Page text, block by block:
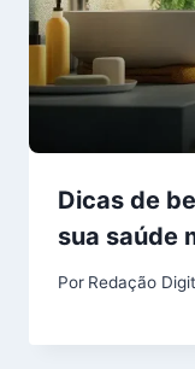
Dicas de
sua saúde
Por Redação